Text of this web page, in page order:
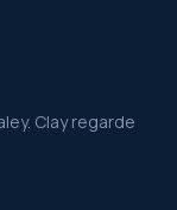
Clay regarde